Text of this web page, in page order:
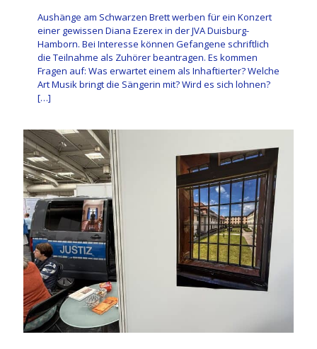
Aushänge am Schwarzen Brett werben für ein Konzert
einer gewissen Diana Ezerex in der JVA Duisburg-
Hamborn. Bei Interesse können Gefangene schriftlich
die Teilnahme als Zuhörer beantragen. Es kommen
Fragen auf: Was erwartet einem als Inhaftierter? Welche
Art Musik bringt die Sängerin mit? Wird es sich lohnen?
[…]